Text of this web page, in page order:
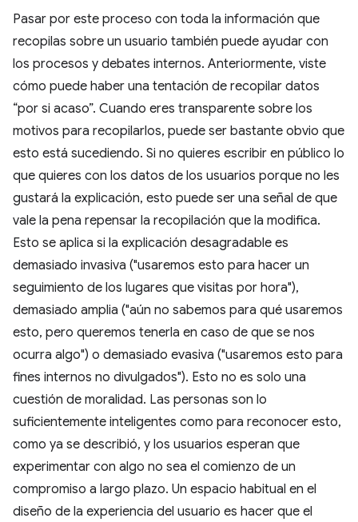
Pasar por este proceso con toda la información que
recopilas sobre un usuario también puede ayudar con
los procesos y debates internos. Anteriormente, viste
cómo puede haber una tentación de recopilar datos
“por si acaso”. Cuando eres transparente sobre los
motivos para recopilarlos, puede ser bastante obvio que
esto está sucediendo. Si no quieres escribir en público lo
que quieres con los datos de los usuarios porque no les
gustará la explicación, esto puede ser una señal de que
vale la pena repensar la recopilación que la modifica.
Esto se aplica si la explicación desagradable es
demasiado invasiva ("usaremos esto para hacer un
seguimiento de los lugares que visitas por hora"),
demasiado amplia ("aún no sabemos para qué usaremos
esto, pero queremos tenerla en caso de que se nos
ocurra algo") o demasiado evasiva ("usaremos esto para
fines internos no divulgados"). Esto no es solo una
cuestión de moralidad. Las personas son lo
suficientemente inteligentes como para reconocer esto,
como ya se describió, y los usuarios esperan que
experimentar con algo no sea el comienzo de un
compromiso a largo plazo. Un espacio habitual en el
diseño de la experiencia del usuario es hacer que el